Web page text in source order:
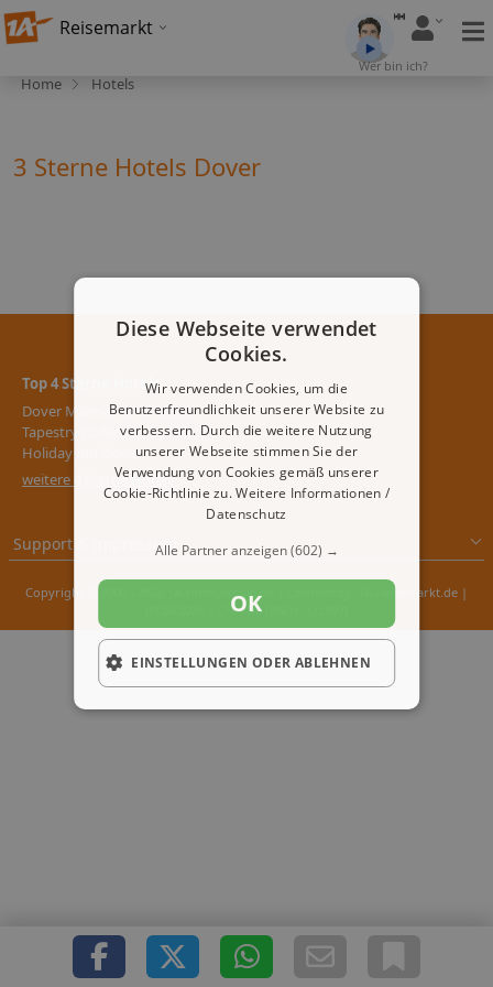
Reisemarkt
Wer bin ich?
Home Hotels
3 Sterne Hotels Dover
Top 4 Sterne Hotels
Dover Marina Hotel & Spa,
Tapestry Collection by Hilton
Holiday Inn Dover
weitere 4 Sterne Hotels
Support & Impressum
Copyright © 2000 - 2026 1A-Infosysteme.de | Content by: 1A-Reisemarkt.de |
| CFo: No|PATH ( 0.397)
Diese Webseite verwendet
Cookies.
Wir verwenden Cookies, um die
Benutzerfreundlichkeit unserer Website zu
verbessern. Durch die weitere Nutzung
unserer Webseite stimmen Sie der
Verwendung von Cookies gemäß unserer
Cookie-Richtlinie zu.Weitere Informationen /
Datenschutz
Alle Partner anzeigen(602) →
OK
EINSTELLUNGEN ODER ABLEHNEN